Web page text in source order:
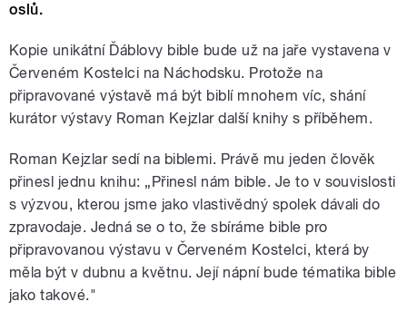
oslů.
Kopie unikátní Ďáblovy bible bude už na jaře vystavena v
Červeném Kostelci na Náchodsku. Protože na
připravované výstavě má být biblí mnohem víc, shání
kurátor výstavy Roman Kejzlar další knihy s příběhem.
Roman Kejzlar sedí na biblemi. Právě mu jeden člověk
přinesl jednu knihu: „Přinesl nám bible. Je to v souvislosti
s výzvou, kterou jsme jako vlastivědný spolek dávali do
zpravodaje. Jedná se o to, že sbíráme bible pro
připravovanou výstavu v Červeném Kostelci, která by
měla být v dubnu a květnu. Její nápní bude tématika bible
jako takové."